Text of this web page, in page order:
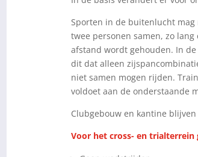
Sporten in de buitenlucht mag
twee personen samen, zo lang
afstand wordt gehouden. In
dit dat alleen
niet samen mogen rijden.
voldoet aan de onderstaande
Clubgebouw en kantine blijven
Voor het cross- en trialterrein